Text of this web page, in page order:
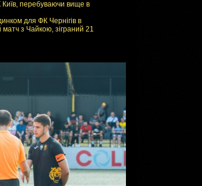
Київ, перебуваючи вище в
для ФК Чернігів в
з Чайкою, зіграний 21